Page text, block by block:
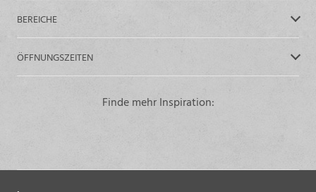
BEREICHE
ÖFFNUNGSZEITEN
Finde mehr Inspiration: